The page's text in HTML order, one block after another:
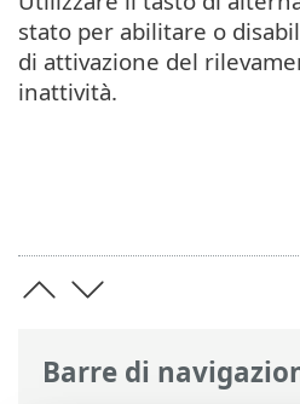
Barre di
stato per abilitare o
di attivazione del
inattività.